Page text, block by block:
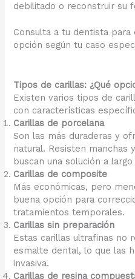
debilitado o reconstruir su
Consulta a tu dentista
opción según tu caso
Tipos de carillas: ¿Qué
Existen varios tipos de
con características
Carillas de porcelana
Son las más duraderas y
natural. Resisten manchas
buscan una solución a
Carillas de composite
Más económicas, pero
buena opción para
tratamientos temporales.
Carillas sin preparación
Estas carillas ultrafinas no
esmalte dental, lo que las
invasiva.
Carillas de resina